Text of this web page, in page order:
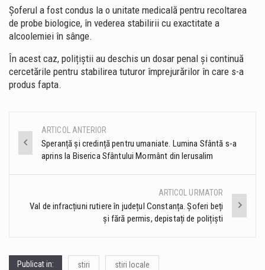
Șoferul a fost condus la o unitate medicală pentru recoltarea
de probe biologice, în vederea stabilirii cu exactitate a
alcoolemiei în sânge.
În acest caz, polițiștii au deschis un dosar penal și continuă
cercetările pentru stabilirea tuturor împrejurărilor în care s-a
produs fapta.
Post
navigation
ARTICOL ANTERIOR
Speranță și credință pentru umaniate. Lumina Sfântă s-a
aprins la Biserica Sfântului Mormânt din Ierusalim
ARTICOL URMATOR
Val de infracțiuni rutiere în județul Constanța. Șoferi beți
și fără permis, depistați de polițiști
Publicat in: stiri stiri locale